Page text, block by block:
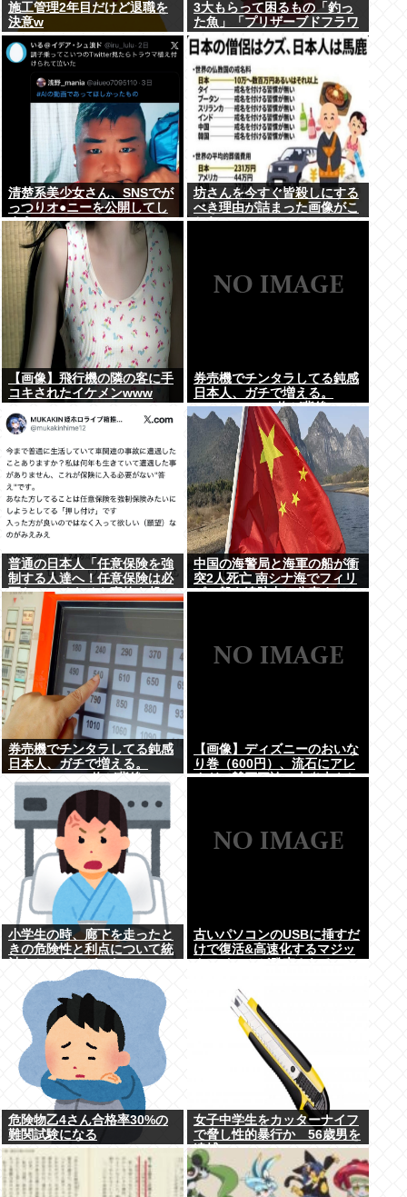
施工管理2年目だけど退職を
決意w
3大もらって困るもの「釣っ
た魚」「プリザーブドフラワ
ー」
清楚系美少女さん、SNSでが
っつりオ●ニーを公開してし
まう
坊さんを今すぐ皆殺しにする
べき理由が詰まった画像がこ
ちら
【画像】飛行機の隣の客に手
コキされたイケメンwww
券売機でチンタラしてる鈍感
日本人、ガチで増える。
197cm57kgの俺が背後5cm
まで接近してるのに急ぎもし
ない件。
普通の日本人「任意保険を強
制する人達へ！任意保険は必
要ない。そもそも事故を起こ
しません」
中国の海警局と海軍の船が衝
突2人死亡 南シナ海でフィリ
ピン船を追跡中、公表までに
券売機でチンタラしてる鈍感
日本人、ガチで増える。
197cm57kgの俺が背後5cm
まで接近してるのに急ぎもし
ない件。
【画像】ディズニーのおいな
り巻（600円）、流石にアレ
すぎて賛否両論の大炎上をし
小学生の時、廊下を走ったと
きの危険性と利点について統
古いパソコンのUSBに挿すだ
けで復活&高速化するマジッ
危険物乙4さん合格率30%の
難関試験になる
女子中学生をカッターナイフ
で脅し性的暴行か 56歳男を
逮捕